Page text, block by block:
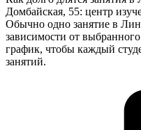
Домбайская, 55: центр
Обычно одно занятие в
зависимости от
график, чтобы каждый
занятий.